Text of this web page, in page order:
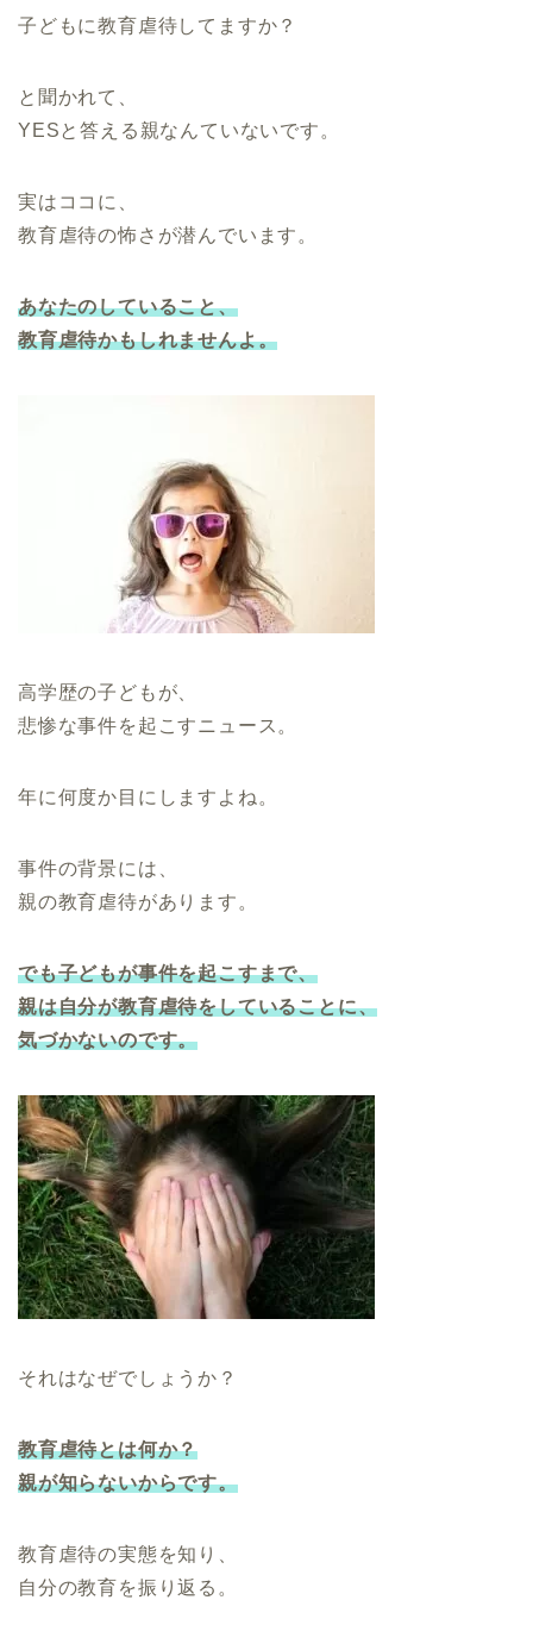
子どもに教育虐待してますか？
と聞かれて、
YESと答える親なんていないです。
実はココに、
教育虐待の怖さが潜んでいます。
あなたのしていること、
教育虐待かもしれませんよ。
高学歴の子どもが、
悲惨な事件を起こすニュース。
年に何度か目にしますよね。
事件の背景には、
親の教育虐待があります。
でも子どもが事件を起こすまで、
親は自分が教育虐待をしていることに、
気づかないのです。
それはなぜでしょうか？
教育虐待とは何か？
親が知らないからです。
教育虐待の実態を知り、
自分の教育を振り返る。